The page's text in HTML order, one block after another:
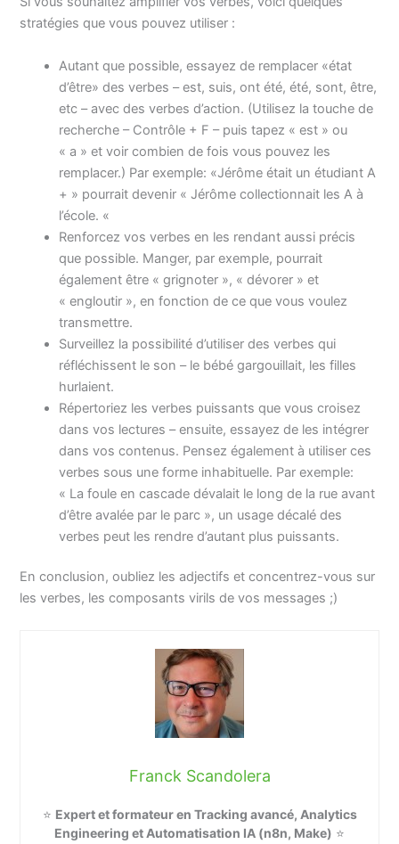
stratégies que vous pouvez utiliser :
Autant que possible, essayez de remplacer «état
d’être» des verbes – est, suis, ont été, été, sont, être,
etc – avec des verbes d’action. (Utilisez la touche de
recherche – Contrôle + F – puis tapez « est » ou
« a » et voir combien de fois vous pouvez les
remplacer.) Par exemple: «Jérôme était un étudiant A
+ » pourrait devenir « Jérôme collectionnait les A à
l’école. «
Renforcez vos verbes en les rendant aussi précis
que possible. Manger, par exemple, pourrait
également être « grignoter », « dévorer » et
« engloutir », en fonction de ce que vous voulez
transmettre.
Surveillez la possibilité d’utiliser des verbes qui
réfléchissent le son – le bébé gargouillait, les filles
hurlaient.
Répertoriez les verbes puissants que vous croisez
dans vos lectures – ensuite, essayez de les intégrer
dans vos contenus. Pensez également à utiliser ces
verbes sous une forme inhabituelle. Par exemple:
« La foule en cascade dévalait le long de la rue avant
d’être avalée par le parc », un usage décalé des
verbes peut les rendre d’autant plus puissants.
En conclusion, oubliez les adjectifs et concentrez-vous sur
les verbes, les composants virils de vos messages ;)
Franck Scandolera
⭐ Expert et formateur en Tracking avancé, Analytics
Engineering et Automatisation IA (n8n, Make) ⭐